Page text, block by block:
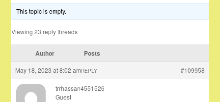
This topic is empty.
Viewing 23 reply threads
Author Posts
May 18, 2023 at 8:02 am #109958
REPLY
trrhassan4551526
Guest